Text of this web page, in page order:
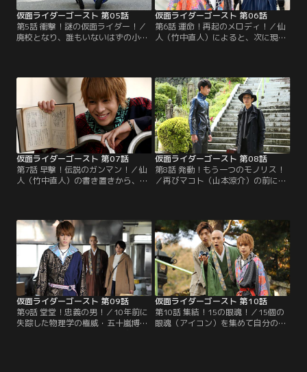
仮面ライダーゴースト 第05話
第5話 衝撃！謎の仮面ライダー！／
廃校となり、誰もいないはずの小学
を発見。ゴーストに変身し、逃げる
マシンガン眼魔をゴーストライカー
で追跡する。しかし、突如現れた謎
のライダー、スペクターに邪魔をさ
れると、一方的に攻撃され…。
仮面ライダーゴースト 第06話
第6話 運命！再起のメロディ！／仙
人（竹中直人）によると、次に現れ
るため姿を消した状態に。陽子（小
林里乃）の兄で音楽家の康介（中山
龍也）の周囲で音が消える不可思議
な現象が起きた。そんな康介とベー
トーベンを重ね合わせるタケル。
仮面ライダーゴースト 第07話
第7話 早撃！伝説のガンマン！／仙
人（竹中直人）の書き置きから、次
いう恒男（黒木辰哉）の依頼を受
け、彼らが住む団地へと向かう。そ
の団地にインセクト眼魔（ガンマ）
が出現。タケルがゴーストに変身す
るとスペクターが割って入るが…。
仮面ライダーゴースト 第08話
第8話 発動！もう一つのモノリス！
／再びマコト（山本涼介）の前に現
ンマ）世界とつなげる実験をしてい
たことを告白する。マコトの妹・カ
ノンが眼魂（アイコン）となったの
も、龍の実験が原因なのか。西園寺
の言葉にマコトの心は揺れる。
仮面ライダーゴースト 第09話
第9話 堂堂！忠義の男！／10年前に
失踪した物理学の権威・五十嵐博士
仮面ライダーゴースト 第10話
第10話 集結！15の眼魂！／15個の
眼魂（アイコン）を集めて自分の命